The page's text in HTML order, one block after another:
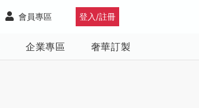
登入/註冊
會員專區
企業專區 奢華訂製